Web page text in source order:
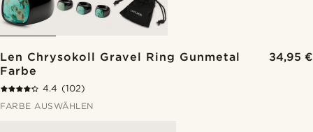
Len Chrysokoll Gravel Ring Gunmetal
Farbe
34,95 €
4.4 (102)
FARBE AUSWÄHLEN